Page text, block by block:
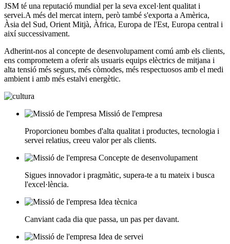
JSM té una reputació mundial per la seva excel·lent qualitat i
servei.A més del mercat intern, però també s'exporta a Amèrica,
Àsia del Sud, Orient Mitjà, Àfrica, Europa de l'Est, Europa central i
així successivament.
Adherint-nos al concepte de desenvolupament comú amb els clients,
ens comprometem a oferir als usuaris equips elèctrics de mitjana i
alta tensió més segurs, més còmodes, més respectuosos amb el medi
ambient i amb més estalvi energètic.
Missió de l'empresa
Proporcioneu bombes d'alta qualitat i productes, tecnologia i
servei relatius, creeu valor per als clients.
Concepte de desenvolupament
Sigues innovador i pragmàtic, supera-te a tu mateix i busca
l'excel·lència.
Idea tècnica
Canviant cada dia que passa, un pas per davant.
Idea de servei